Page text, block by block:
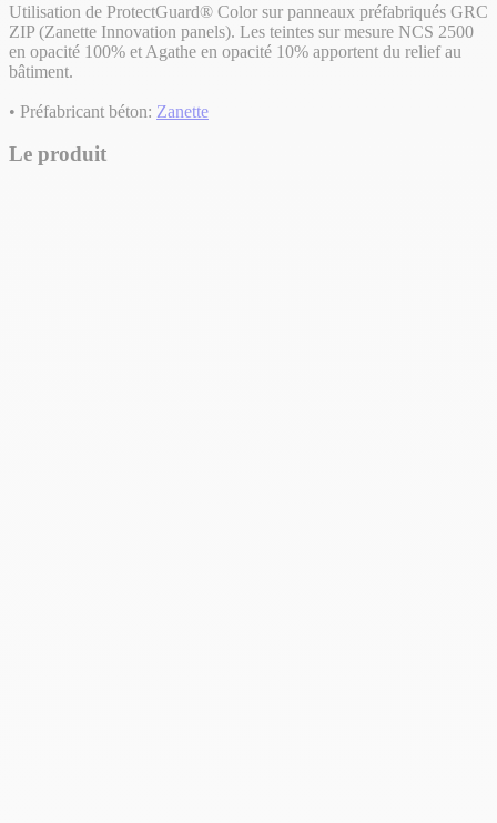
Utilisation de ProtectGuard® Color sur panneaux préfabriqués GRC
ZIP (Zanette Innovation panels). Les teintes sur mesure NCS 2500
en opacité 100% et Agathe en opacité 10% apportent du relief au
bâtiment.
• Préfabricant béton: Zanette
Le produit